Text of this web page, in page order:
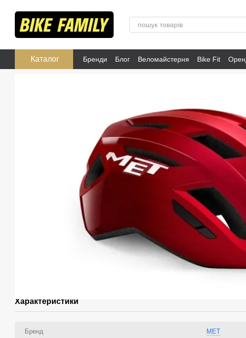
Каталог Бренди Блог Веломайстерня Bike Fit
Розпродаж
Публічна оферта
Характеристики
Бренд MET